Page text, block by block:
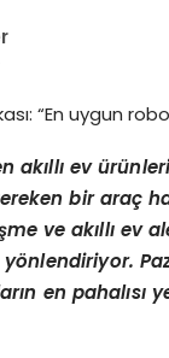
akıllı ev
bir araç
ve akıllı ev
yönlendiriyor.
en